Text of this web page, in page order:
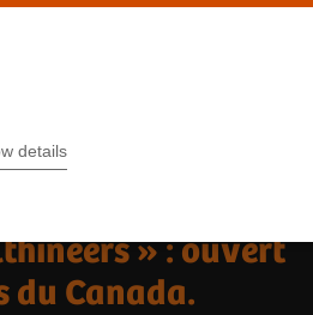
details
» : ouvert
du Canada.